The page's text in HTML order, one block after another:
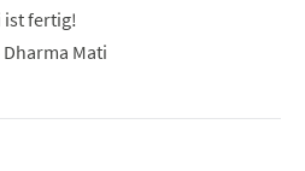
ist fertig!
Mati